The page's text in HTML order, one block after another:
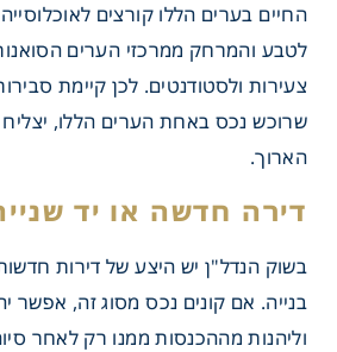
החיים בערים הללו קורצים
לטבע והמרחק ממרכזי הערים
צעירות ולסטודנטים. לכן קיימת
שרוכש נכס באחת הערים הללו, יצליח
הארוך.
בשוק הנדל"ן יש היצע של דירות
בנייה. אם קונים נכס מסוג זה, אפשר
וליהנות מההכנסות ממנו רק לאחר